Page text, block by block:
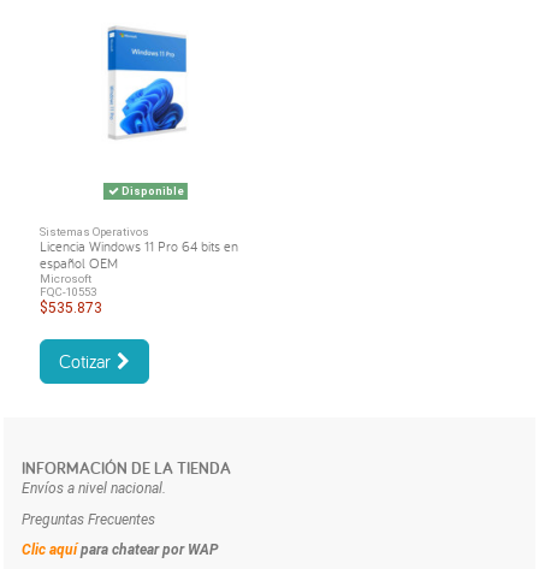
Disponible
Sistemas Operativos
Licencia Windows 11 Pro 64 bits en
español OEM
Microsoft
FQC-10553
$535.873
Cotizar
INFORMACIÓN DE LA TIENDA
Envíos a nivel nacional.
Preguntas Frecuentes
Clic aquí para chatear por WAP